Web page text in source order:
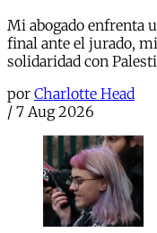
Mi abogado enfrenta
final ante el jurado,
solidaridad con
por Charlotte Head
/ 7 Aug 2026